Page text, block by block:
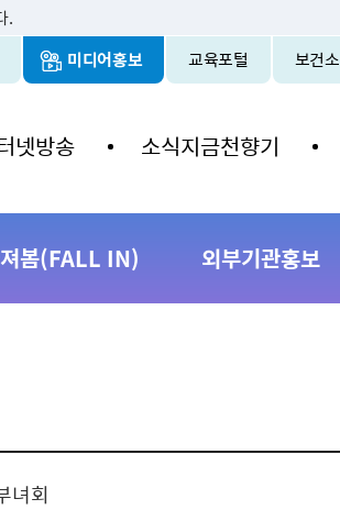
.
미디어홍보 교육포털 보건소
넷방송 소식지금천향기
봄(FALL IN) 외부기관홍보
녀회